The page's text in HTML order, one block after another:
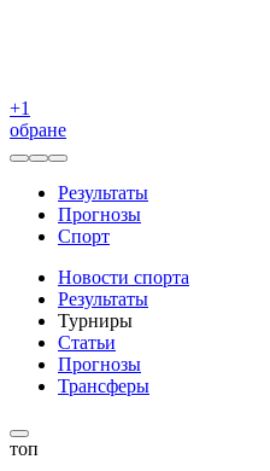
+1
обране
Результаты
Прогнозы
Спорт
Новости спорта
Результаты
Турниры
Статьи
Прогнозы
Трансферы
топ